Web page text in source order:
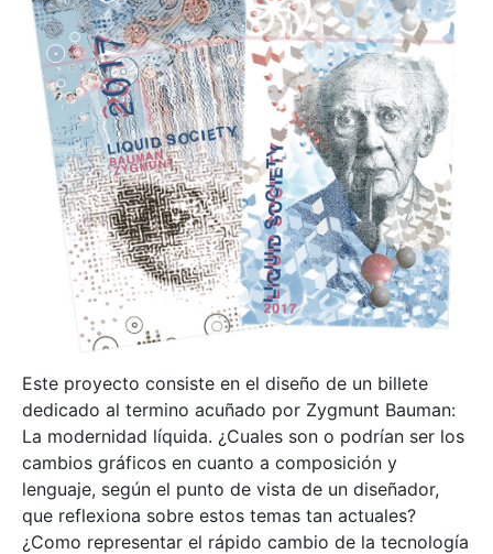
Este proyecto consiste en el diseño de un billete
dedicado al termino acuñado por Zygmunt Bauman:
La modernidad líquida. ¿Cuales son o podrían ser los
cambios gráficos en cuanto a composición y
lenguaje, según el punto de vista de un diseñador,
que reflexiona sobre estos temas tan actuales?
¿Como representar el rápido cambio de la tecnología